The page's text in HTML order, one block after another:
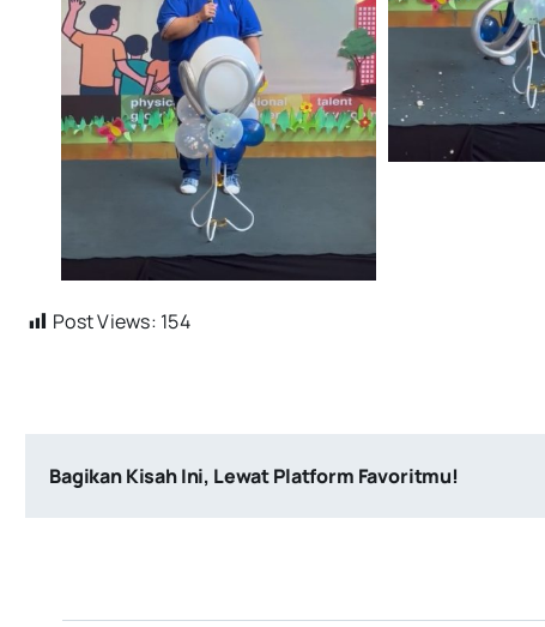
Post Views: 154
Bagikan Kisah Ini, Lewat Platform Favoritmu!